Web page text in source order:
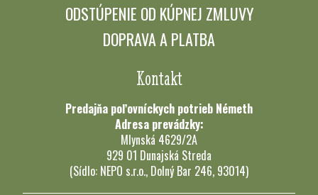
ODSTÚPENIE OD KÚPNEJ ZMLUVY
DOPRAVA A PLATBA
Kontakt
Predajňa poľovníckych potrieb Németh
Adresa prevádzky:
Mlynská 4629/2A
929 01 Dunajská Streda
(Sídlo: NEPO s.r.o., Dolný Bar 246, 93014)